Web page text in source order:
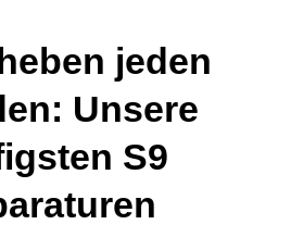
jeden
Unsere
S9